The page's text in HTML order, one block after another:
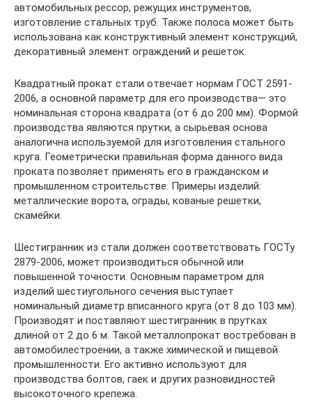
автомобильных рессор, режущих инструментов,
изготовление стальных труб. Также полоса может быть
использована как конструктивный элемент конструкций,
декоративный элемент ограждений и решеток.
Квадратный прокат стали отвечает нормам ГОСТ 2591-
2006, а основной параметр для его производства— это
номинальная сторона квадрата (от 6 до 200 мм). Формой
производства являются прутки, а сырьевая основа
аналогична используемой для изготовления стального
круга. Геометрически правильная форма данного вида
проката позволяет применять его в гражданском и
промышленном строительстве. Примеры изделий:
металлические ворота, ограды, кованые решетки,
скамейки.
Шестигранник из стали должен соответствовать ГОСТу
2879-2006, может производиться обычной или
повышенной точности. Основным параметром для
изделий шестиугольного сечения выступает
номинальный диаметр вписанного круга (от 8 до 103 мм).
Производят и поставляют шестигранник в прутках
длиной от 2 до 6 м. Такой металлопрокат востребован в
автомобилестроении, а также химической и пищевой
промышленности. Его активно используют для
производства болтов, гаек и других разновидностей
высокоточного крепежа.